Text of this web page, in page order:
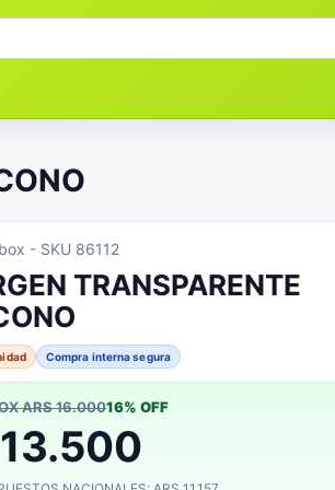
- SKU 86112
TRANSPARENTE
Compra interna segura
ARS 16.00016% OFF